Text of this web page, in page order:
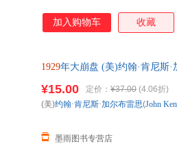
加入购物车 收藏
1929年大崩盘 (美)约翰·肯尼斯·
¥15.00 定价： ¥37.00 (4.06折)
墨雨图书专营店
(美)约翰·肯尼斯·加尔布雷思(John